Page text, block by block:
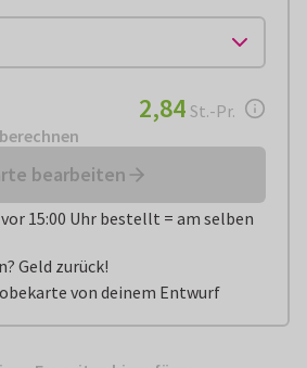
€ 2,84pro Stück
2,84 St.-Pr.
bearbeiten
15:00 Uhr bestellt = am selben
Geld zurück!
von deinem Entwurf